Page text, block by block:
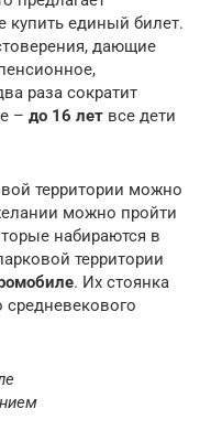
купить единый билет.
дающие
раза сократит
– до 16 лет все дети
территории можно
можно пройти
набираются в
территории
. Их стоянка
средневекового